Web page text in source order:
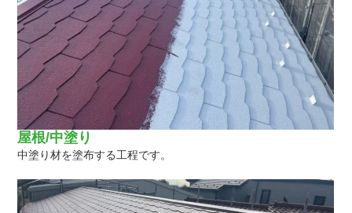
屋根/中塗り
中塗り材を塗布する工程です。